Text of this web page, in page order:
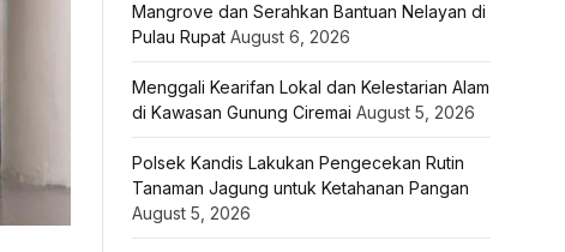
Mangrove dan Serahkan Bantuan Nelayan di
Pulau Rupat August 6, 2026
Menggali Kearifan Lokal dan Kelestarian Alam
di Kawasan Gunung Ciremai August 5, 2026
Polsek Kandis Lakukan Pengecekan Rutin
Tanaman Jagung untuk Ketahanan Pangan
August 5, 2026